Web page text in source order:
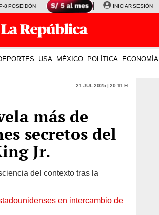
8 POSEIDÓN INICIAR SESIÓN
USA MÉXICO POLÍTICA ECONOMÍA
21 Jul 2025 | 20:11 h
más de
secretos del
Jr.
del contexto tras la
en intercambio de